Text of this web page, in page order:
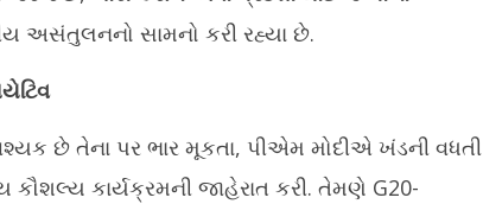
અસંતુલનનો સામનો કરી રહ્યા છે.
છે તેના પર ભાર મૂકતા, પીએમ મોદીએ ખંડની વધતી
કાર્યક્રમની જાહેરાત કરી. તેમણે G20-